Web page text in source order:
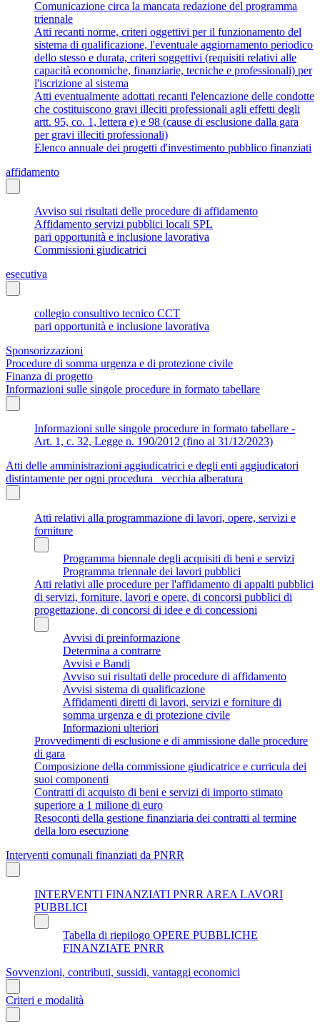
Comunicazione circa la mancata redazione del programma
triennale
Atti recanti norme, criteri oggettivi per il funzionamento del
sistema di qualificazione, l'eventuale aggiornamento periodico
dello stesso e durata, criteri soggettivi (requisiti relativi alle
capacità economiche, finanziarie, tecniche e professionali) per
l'iscrizione al sistema
Atti eventualmente adottati recanti l'elencazione delle condotte
che costituiscono gravi illeciti professionali agli effetti degli
artt. 95, co. 1, lettera e) e 98 (cause di esclusione dalla gara
per gravi illeciti professionali)
Elenco annuale dei progetti d'investimento pubblico finanziati
affidamento
Avviso sui risultati delle procedure di affidamento
Affidamento servizi pubblici locali SPL
pari opportunità e inclusione lavorativa
Commissioni giudicatrici
esecutiva
collegio consultivo tecnico CCT
pari opportunità e inclusione lavorativa
Sponsorizzazioni
Procedure di somma urgenza e di protezione civile
Finanza di progetto
Informazioni sulle singole procedure in formato tabellare
Informazioni sulle singole procedure in formato tabellare -
Art. 1, c. 32, Legge n. 190/2012 (fino al 31/12/2023)
Atti delle amministrazioni aggiudicatrici e degli enti aggiudicatori
distintamente per ogni procedura_ vecchia alberatura
Atti relativi alla programmazione di lavori, opere, servizi e
forniture
Programma biennale degli acquisiti di beni e servizi
Programma triennale dei lavori pubblici
Atti relativi alle procedure per l'affidamento di appalti pubblici
di servizi, forniture, lavori e opere, di concorsi pubblici di
progettazione, di concorsi di idee e di concessioni
Avvisi di preinformazione
Determina a contrarre
Avvisi e Bandi
Avviso sui risultati delle procedure di affidamento
Avvisi sistema di qualificazione
Affidamenti diretti di lavori, servizi e forniture di
somma urgenza e di protezione civile
Informazioni ulteriori
Provvedimenti di esclusione e di ammissione dalle procedure
di gara
Composizione della commissione giudicatrice e curricula dei
suoi componenti
Contratti di acquisto di beni e servizi di importo stimato
superiore a 1 milione di euro
Resoconti della gestione finanziaria dei contratti al termine
della loro esecuzione
Interventi comunali finanziati da PNRR
INTERVENTI FINANZIATI PNRR AREA LAVORI
PUBBLICI
Tabella di riepilogo OPERE PUBBLICHE
FINANZIATE PNRR
Sovvenzioni, contributi, sussidi, vantaggi economici
Criteri e modalità